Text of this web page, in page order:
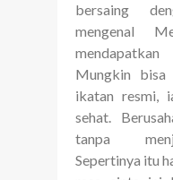
bersaing
mengenal
Mungkin bisa
ikatan resmi,
sehat.
tanpa
Sepertinya itu